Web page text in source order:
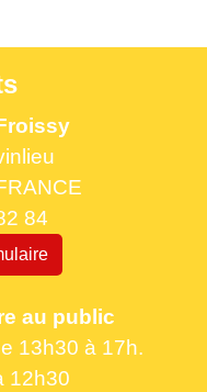
84
au public
13h30 à 17h.
12h30